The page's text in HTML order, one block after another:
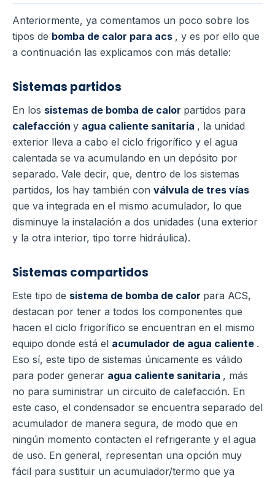
Anteriormente, ya comentamos un poco sobre los
tipos de bomba de calor para acs , y es por ello que
a continuación las explicamos con más detalle:
Sistemas partidos
En los sistemas de bomba de calor partidos para
calefacción y agua caliente sanitaria , la unidad
exterior lleva a cabo el ciclo frigorífico y el agua
calentada se va acumulando en un depósito por
separado. Vale decir, que, dentro de los sistemas
partidos, los hay también con válvula de tres vías
que va integrada en el mismo acumulador, lo que
disminuye la instalación a dos unidades (una exterior
y la otra interior, tipo torre hidráulica).
Sistemas compartidos
Este tipo de sistema de bomba de calor para ACS,
destacan por tener a todos los componentes que
hacen el ciclo frigorífico se encuentran en el mismo
equipo donde está el acumulador de agua caliente .
Eso sí, este tipo de sistemas únicamente es válido
para poder generar agua caliente sanitaria , más
no para suministrar un circuito de calefacción. En
este caso, el condensador se encuentra separado del
acumulador de manera segura, de modo que en
ningún momento contacten el refrigerante y el agua
de uso. En general, representan una opción muy
fácil para sustituir un acumulador/termo que ya